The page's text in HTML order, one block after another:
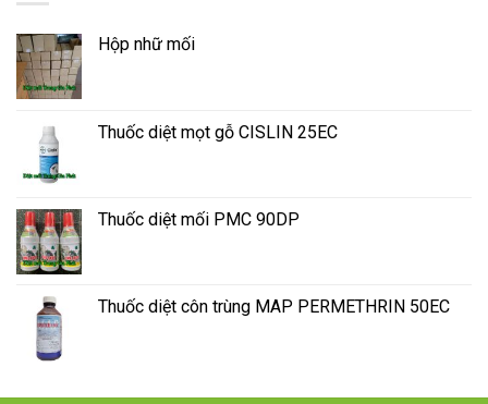
Hộp nhữ mối
Thuốc diệt mọt gỗ CISLIN 25EC
Thuốc diệt mối PMC 90DP
Thuốc diệt côn trùng MAP PERMETHRIN 50EC